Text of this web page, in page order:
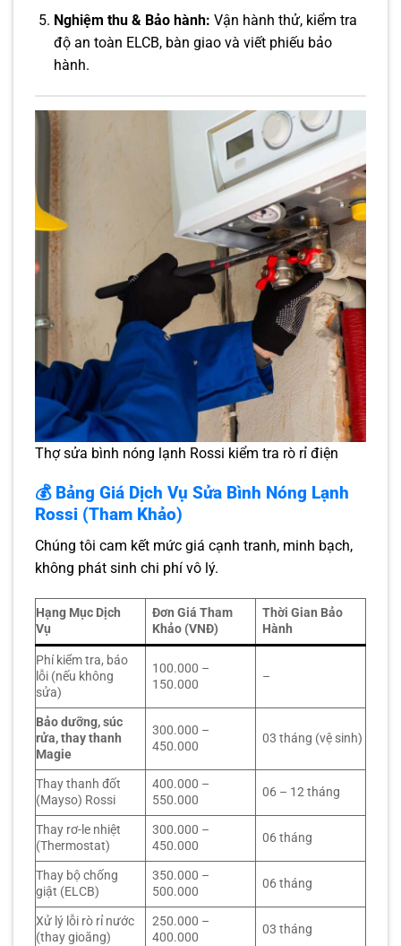
Nghiệm thu & Bảo hành: Vận hành thử, kiểm tra
độ an toàn ELCB, bàn giao và viết phiếu bảo
hành.
Thợ sửa bình nóng lạnh Rossi kiểm tra rò rỉ điện
💰 Bảng Giá Dịch Vụ Sửa Bình Nóng Lạnh
Rossi (Tham Khảo)
Chúng tôi cam kết mức giá cạnh tranh, minh bạch,
không phát sinh chi phí vô lý.
Hạng Mục Dịch
Vụ
Đơn Giá Tham
Khảo (VNĐ)
Thời Gian Bảo
Hành
Phí kiểm tra, báo
lỗi (nếu không
sửa)
100.000 –
150.000
–
Bảo dưỡng, súc
rửa, thay thanh
Magie
300.000 –
450.000
03 tháng (vệ sinh)
Thay thanh đốt
(Mayso) Rossi
400.000 –
550.000
06 – 12 tháng
Thay rơ-le nhiệt
(Thermostat)
300.000 –
450.000
06 tháng
Thay bộ chống
giật (ELCB)
350.000 –
500.000
06 tháng
Xử lý lỗi rò rỉ nước
(thay gioăng)
250.000 –
400.000
03 tháng